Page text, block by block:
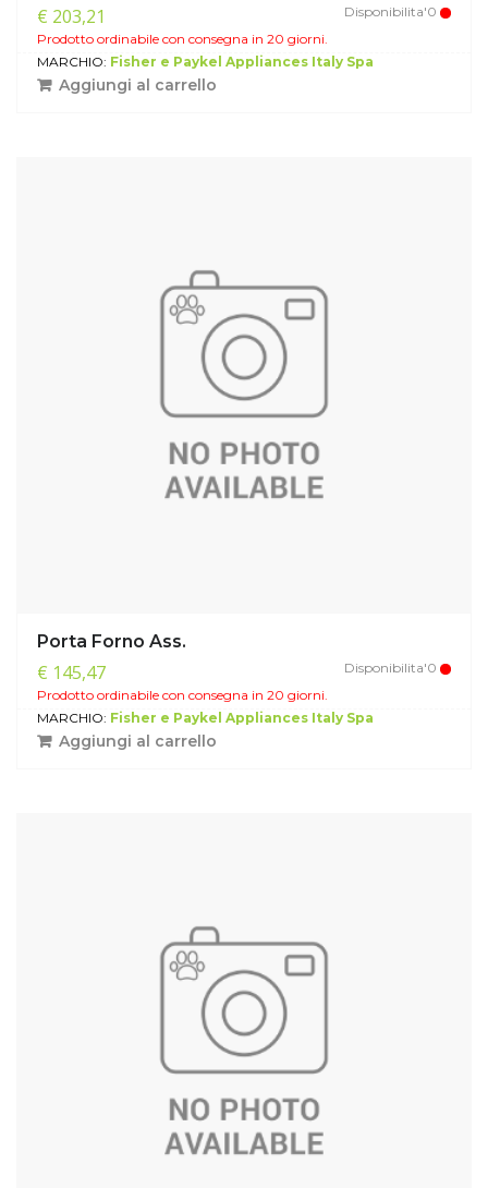
€ 203,21
Disponibilita'0
Prodotto ordinabile con consegna in 20 giorni.
MARCHIO: Fisher e Paykel Appliances Italy Spa
Aggiungi al carrello
Porta Forno Ass.
€ 145,47
Disponibilita'0
Prodotto ordinabile con consegna in 20 giorni.
MARCHIO: Fisher e Paykel Appliances Italy Spa
Aggiungi al carrello